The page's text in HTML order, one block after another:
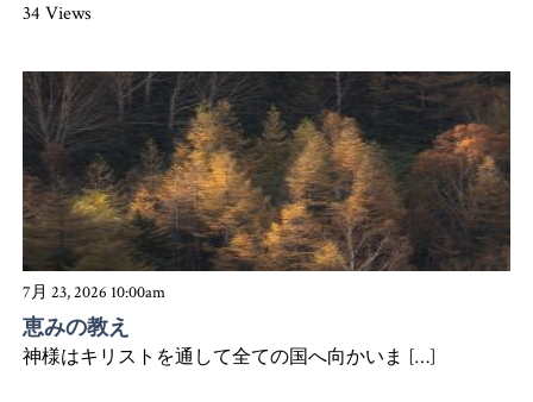
34 Views
7月 23, 2026 10:00am
恵みの教え
神様はキリストを通して全ての国へ向かいま […]